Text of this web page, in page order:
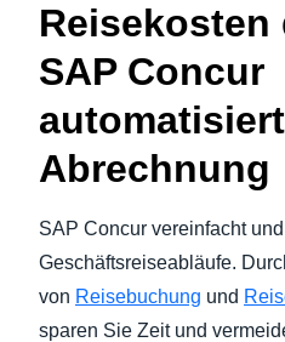
SAP Concur
Abrechnung
SAP Concur vereinfacht
Geschäftsreiseabläufe.
von Reisebuchung und
sparen Sie Zeit und